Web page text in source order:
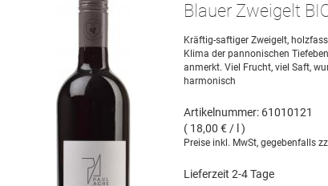
Blauer Zweigelt
Kräftig-saftiger Zweigelt,
Klima der pannonischen
anmerkt. Viel Frucht, viel Saft,
harmonisch
Artikelnummer: 61010121
( 18,00 € / l )
Preise inkl. MwSt, gegebenfalls
Lieferzeit 2-4 Tage